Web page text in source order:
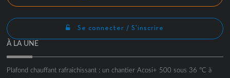
Se connecter / S'inscrire
À LA UNE
Plafond chauffant rafraîchissant : un chantier Acosi+ 500 sous 36 °C à